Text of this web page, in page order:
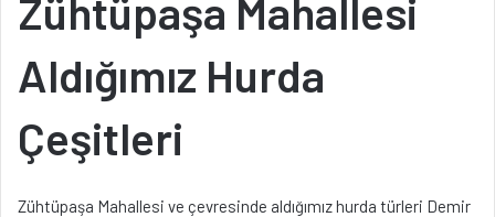
Zühtüpaşa Mahallesi
Aldığımız Hurda
Çeşitleri
Zühtüpaşa Mahallesi ve çevresinde aldığımız hurda türleri Demir